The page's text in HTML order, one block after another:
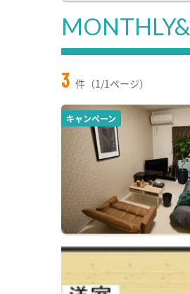
3 件（1/1ページ）
キャンペーン